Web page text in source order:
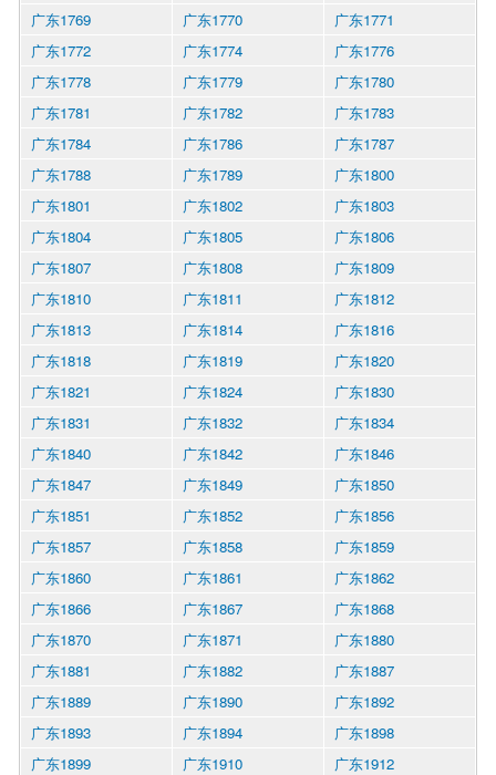
广东1769
广东1770
广东1771
广东1772
广东1774
广东1776
广东1778
广东1779
广东1780
广东1781
广东1782
广东1783
广东1784
广东1786
广东1787
广东1788
广东1789
广东1800
广东1801
广东1802
广东1803
广东1804
广东1805
广东1806
广东1807
广东1808
广东1809
广东1810
广东1811
广东1812
广东1813
广东1814
广东1816
广东1818
广东1819
广东1820
广东1821
广东1824
广东1830
广东1831
广东1832
广东1834
广东1840
广东1842
广东1846
广东1847
广东1849
广东1850
广东1851
广东1852
广东1856
广东1857
广东1858
广东1859
广东1860
广东1861
广东1862
广东1866
广东1867
广东1868
广东1870
广东1871
广东1880
广东1881
广东1882
广东1887
广东1889
广东1890
广东1892
广东1893
广东1894
广东1898
广东1899
广东1910
广东1912